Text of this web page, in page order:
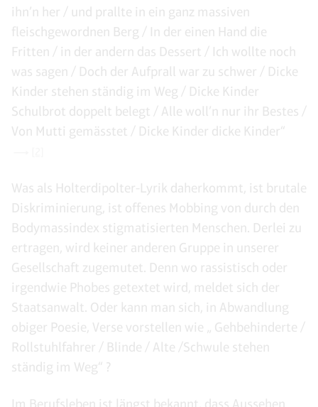
ihn’n her / und prallte in ein ganz massiven
fleischgewordnen Berg / In der einen Hand die
Fritten / in der andern das Dessert / Ich wollte noch
was sagen / Doch der Aufprall war zu schwer / Dicke
Kinder stehen ständig im Weg / Dicke Kinder
Schulbrot doppelt belegt / Alle woll’n nur ihr Bestes /
Von Mutti gemässtet / Dicke Kinder dicke Kinder“
Was als Holterdipolter-Lyrik daherkommt, ist brutale
Diskriminierung, ist offenes Mobbing von durch den
Bodymassindex stigmatisierten Menschen. Derlei zu
ertragen, wird keiner anderen Gruppe in unserer
Gesellschaft zugemutet. Denn wo rassistisch oder
irgendwie Phobes getextet wird, meldet sich der
Staatsanwalt. Oder kann man sich, in Abwandlung
obiger Poesie, Verse vorstellen wie „ Gehbehinderte /
Rollstuhlfahrer / Blinde / Alte /Schwule stehen
ständig im Weg“ ?
Im Berufsleben ist längst bekannt, dass Aussehen